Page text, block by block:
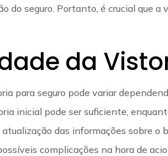
do seguro. Portanto, é crucial que
da
para seguro pode variar
inicial pode ser suficiente,
das informações sobre o
complicações na hora de